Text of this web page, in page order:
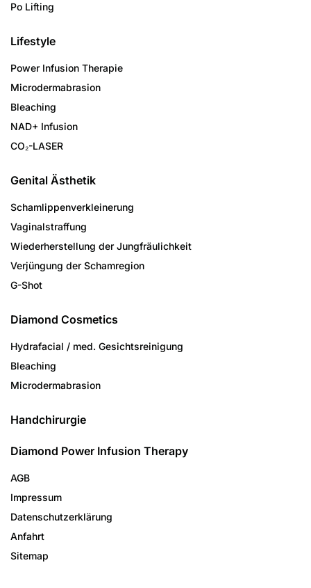
Po Lifting
Lifestyle
Power Infusion Therapie
Microdermabrasion
Bleaching
NAD+ Infusion
CO₂-LASER
Genital Ästhetik
Schamlippenverkleinerung
Vaginalstraffung
Wiederherstellung der Jungfräulichkeit
Verjüngung der Schamregion
G-Shot
Diamond Cosmetics
Hydrafacial / med. Gesichtsreinigung
Bleaching
Microdermabrasion
Handchirurgie
Diamond Power Infusion Therapy
AGB
Impressum
Datenschutzerklärung
Anfahrt
Sitemap